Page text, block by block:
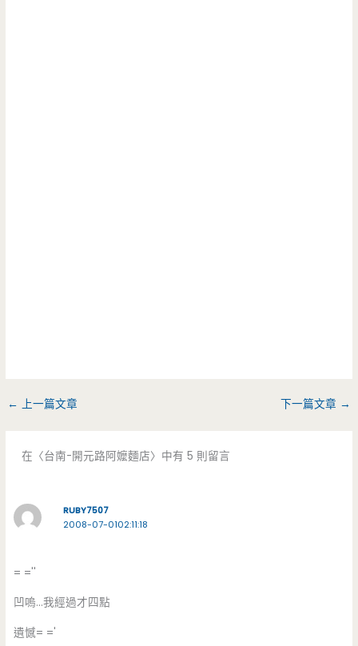
← 上一篇文章 下一篇文章 →
在〈台南-開元路阿嬤麵店〉中有 5 則留言
RUBY7507
2008-07-0102:11:18
= =''
凹嗚…我經過才四點
遺憾= ='